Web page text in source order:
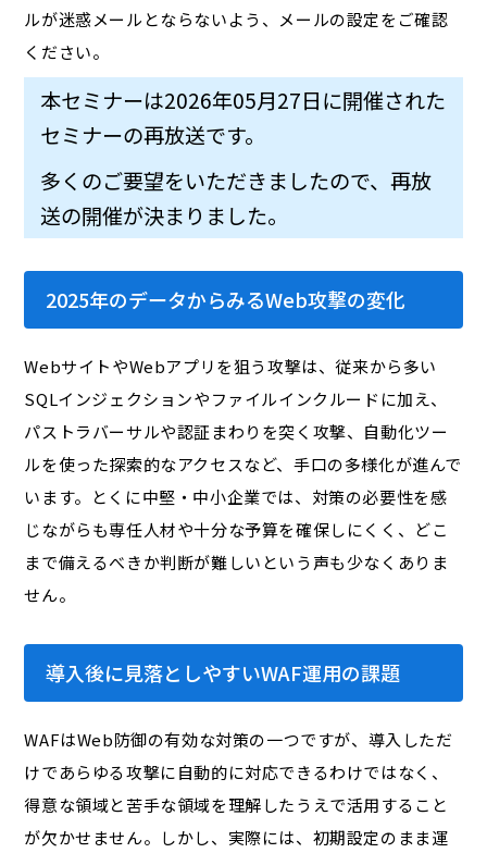
ルが迷惑メールとならないよう、メールの設定をご確認
ください。
本セミナーは2026年05月27日に開催された
セミナーの再放送です。
多くのご要望をいただきましたので、再放
送の開催が決まりました。
2025年のデータからみるWeb攻撃の変化
WebサイトやWebアプリを狙う攻撃は、従来から多い
SQLインジェクションやファイルインクルードに加え、
パストラバーサルや認証まわりを突く攻撃、自動化ツー
ルを使った探索的なアクセスなど、手口の多様化が進んで
います。とくに中堅・中小企業では、対策の必要性を感
じながらも専任人材や十分な予算を確保しにくく、どこ
まで備えるべきか判断が難しいという声も少なくありま
せん。
導入後に見落としやすいWAF運用の課題
WAFはWeb防御の有効な対策の一つですが、導入しただ
けであらゆる攻撃に自動的に対応できるわけではなく、
得意な領域と苦手な領域を理解したうえで活用すること
が欠かせません。しかし、実際には、初期設定のまま運